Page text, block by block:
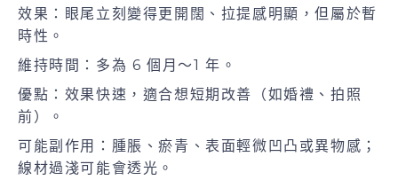
效果：眼尾立刻變得更開闊、拉提感明顯，但屬於暫
時性。
維持時間：多為 6 個月～1 年。
優點：效果快速，適合想短期改善（如婚禮、拍照
前）。
可能副作用：腫脹、瘀青、表面輕微凹凸或異物感；
線材過淺可能會透光。